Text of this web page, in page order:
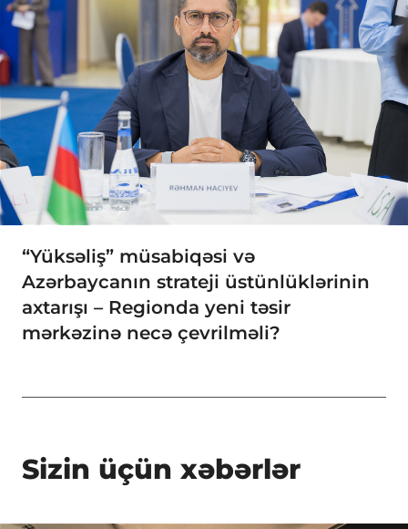
“Yüksəliş” müsabiqəsi və
Azərbaycanın strateji üstünlüklərinin
axtarışı – Regionda yeni təsir
mərkəzinə necə çevrilməli?
Sizin üçün xəbərlər